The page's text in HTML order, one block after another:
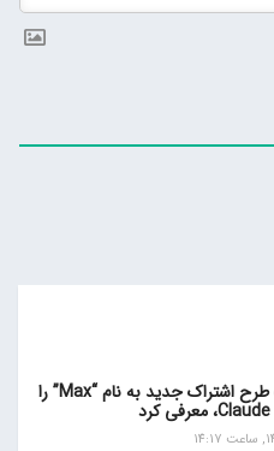
آنتروپیک امروز یک طرح اشتراک جدید به نام “Max” را